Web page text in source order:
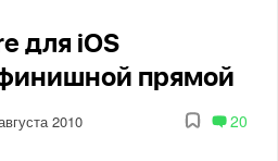
для iOS
прямой
2010 20